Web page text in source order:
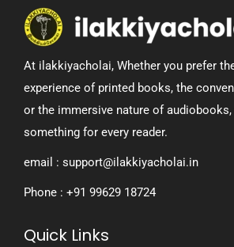
At ilakkiyacholai, Whether you prefer
experience of printed books, the
or the immersive nature of audiobooks,
something for every reader.
email : support@ilakkiyacholai.in
Phone : +91 99629 18724
Quick Links